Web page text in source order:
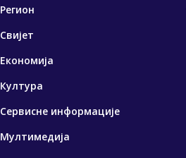
Регион
Свијет
Економија
Култура
Сервисне информације
Мултимедија